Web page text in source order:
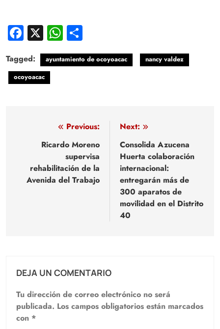
Facebook
X WhatsApp
Tagged: ayuntamiento de ocoyoacac
nancy valdez
ocoyoacac
Navegación
entradas
Previous:
Ricardo Moreno
supervisa
rehabilitación de la
Avenida del Trabajo
Next:
Consolida Azucena
Huerta colaboración
internacional:
entregarán más de
300 aparatos de
movilidad en el Distrito
40
DEJA UN COMENTARIO
Tu dirección de correo electrónico no será
publicada. Los campos obligatorios están marcados
con *